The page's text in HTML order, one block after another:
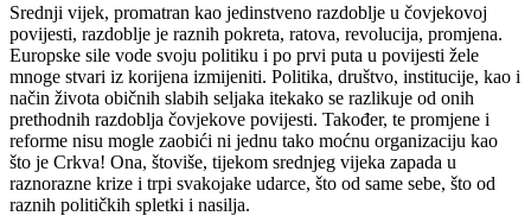
Srednji vijek, promatran kao jedinstveno razdoblje u čovjekovoj
povijesti, razdoblje je raznih pokreta, ratova, revolucija, promjena.
Europske sile vode svoju politiku i po prvi puta u povijesti žele
mnoge stvari iz korijena izmijeniti. Politika, društvo, institucije, kao i
način života običnih slabih seljaka itekako se razlikuje od onih
prethodnih razdoblja čovjekove povijesti. Također, te promjene i
reforme nisu mogle zaobići ni jednu tako moćnu organizaciju kao
što je Crkva! Ona, štoviše, tijekom srednjeg vijeka zapada u
raznorazne krize i trpi svakojake udarce, što od same sebe, što od
raznih političkih spletki i nasilja.